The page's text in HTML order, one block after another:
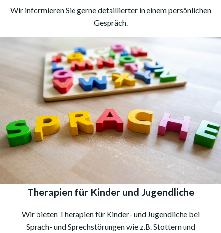
Wir informieren Sie gerne detaillierter in einem persönlichen
Gespräch.
Therapien für Kinder und Jugendliche
Wir bieten Therapien für Kinder- und Jugendliche bei
Sprach- und Sprechstörungen wie z.B. Stottern und